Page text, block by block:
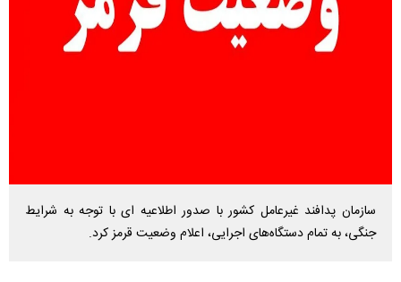
سازمان پدافند غیرعامل کشور با صدور اطلاعیه ای با توجه به شرایط
جنگی، به تمام دستگاه‌های اجرایی، اعلام وضعیت قرمز کرد.